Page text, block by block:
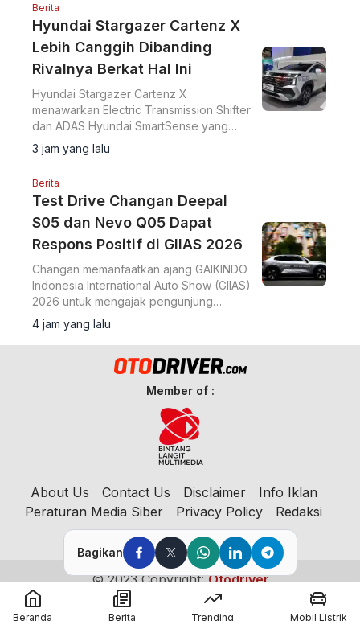
Berita
Hyundai Stargazer Cartenz X
Lebih Canggih Dibanding
Rivalnya Berkat Hal Ini
Hyundai Stargazer Cartenz X
menawarkan Electric Transmission Shifter
dan ADAS Hyundai SmartSense yang
lebih lengkap. Simak harga Hyundai
Stargazer Cartenz X terbaru mulai Rp350
3 jam yang lalu
Berita
Test Drive Changan Deepal
S05 dan Nevo Q05 Dapat
Respons Positif di GIIAS 2026
Changan memanfaatkan ajang GAIKINDO
Indonesia International Auto Show (GIIAS)
2026 untuk mengajak pengunjung
merasakan langsung performa dua
model terbarunya, Changan Deepal S05
dan Changan Nevo Q05.
4 jam yang lalu
Bagikan
Member of :
About Us Contact Us Disclaimer
Info Iklan
Peraturan Media Siber
Privacy Policy Redaksi
© 2023 Copyright:Otodriver
Beranda Berita Trending Mobil Listrik